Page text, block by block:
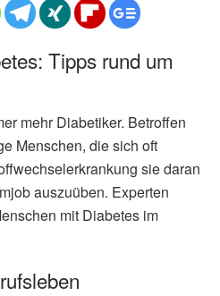
Tipps rund um
mehr Diabetiker. Betroffen
Menschen, die sich oft
sie daran
auszuüben. Experten
mit Diabetes im